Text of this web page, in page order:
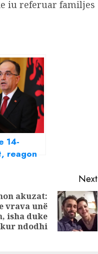
iu referuar familjes
14-
reagon
e
në rrjetet
Next
akuzat:
vrava unë
isha duke
ndodhi